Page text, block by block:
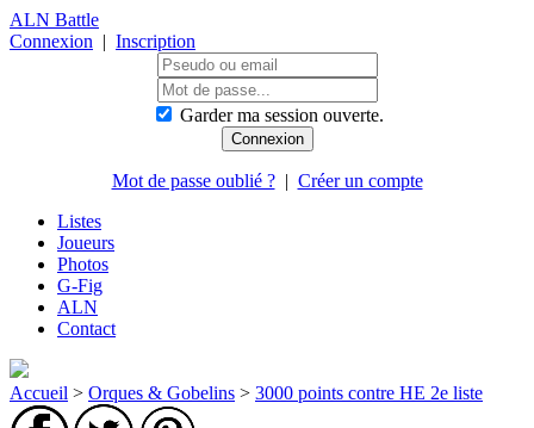
ALN Battle
Connexion | Inscription
Garder ma session ouverte.
Mot de passe oublié ?| Créer un compte
Listes
Joueurs
Photos
G-Fig
ALN
Contact
Accueil > Orques & Gobelins > 3000 points contre HE 2e liste